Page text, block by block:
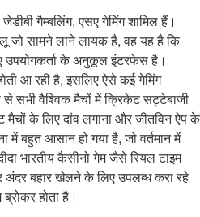
गैम्बलिंग, एसए गेमिंग शामिल हैं।
जो सामने लाने लायक है, वह यह है कि
के अनुकूल इंटरफेस है।
आ रही है, इसलिए ऐसे कई गेमिंग
सभी वैश्विक मैचों में क्रिकेट सट्टेबाजी
मैचों के लिए दांव लगाना और जीतविन ऐप के
बहुत आसान हो गया है, जो वर्तमान में
भारतीय कैसीनो गेम जैसे रियल टाइम
अंदर बहार खेलने के लिए उपलब्ध करा रहे
होता है।